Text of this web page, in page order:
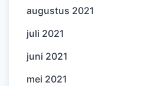
augustus 2021
juli 2021
juni 2021
mei 2021